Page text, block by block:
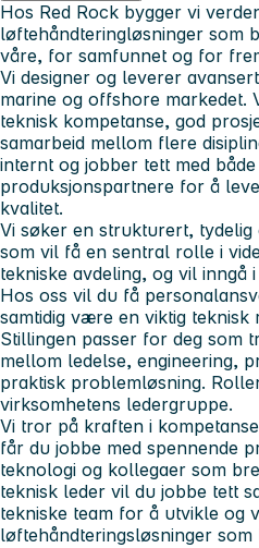
Hos Red Rock bygger vi
løftehåndteringløsninger som
våre, for samfunnet og for
Vi designer og leverer
marine og offshore markedet.
teknisk kompetanse, god
samarbeid mellom flere
internt og jobber tett med
produksjonspartnere for å
kvalitet.
Vi søker en strukturert, tydelig
som vil få en sentral rolle i
tekniske avdeling, og vil inngå
Hos oss vil du få
samtidig være en viktig teknisk
Stillingen passer for deg som
mellom ledelse, engineering,
praktisk problemløsning.
virksomhetens ledergruppe.
Vi tror på kraften i
får du jobbe med spennende
teknologi og kollegaer som
teknisk leder vil du jobbe tett
tekniske team for å utvikle og
løftehåndteringsløsninger